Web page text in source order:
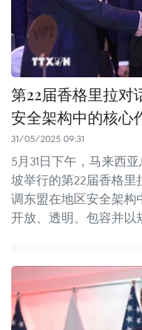
第22届香格里拉对
安全架构中的核心
31/05/2025 09:31
5月31日下午，马来西
坡举行的第22届香格
调东盟在地区安全架构
开放、透明、包容并以